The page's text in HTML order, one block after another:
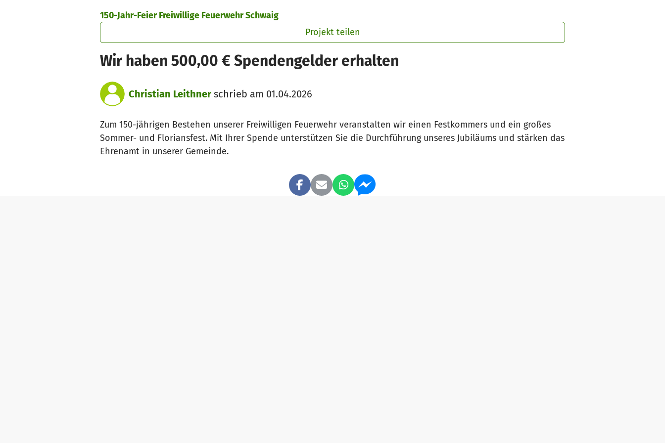
150-Jahr-Feier Freiwillige Feuerwehr Schwaig
Projekt teilen
Wir haben 500,00 € Spendengelder erhalten
Christian Leithner schrieb am 01.04.2026
Zum 150-jährigen Bestehen unserer Freiwilligen Feuerwehr veranstalten wir einen Festkommers und ein großes
Sommer- und Floriansfest. Mit Ihrer Spende unterstützen Sie die Durchführung unseres Jubiläums und stärken das
Ehrenamt in unserer Gemeinde.